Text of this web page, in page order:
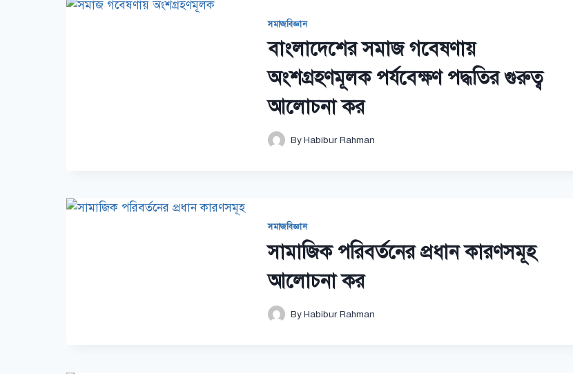
সমাজবিজ্ঞান
বাংলাদেশের সমাজ গবেষণায়
অংশগ্রহণমূলক পর্যবেক্ষণ পদ্ধতির গুরুত্ব
আলোচনা কর
ByHabibur Rahman
সমাজবিজ্ঞান
সামাজিক পরিবর্তনের প্রধান কারণসমূহ
আলোচনা কর
ByHabibur Rahman